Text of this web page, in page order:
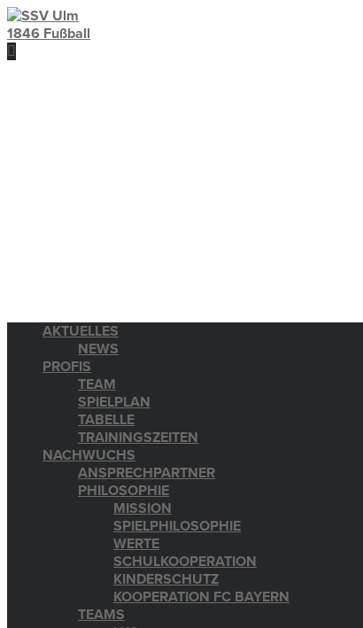
AKTUELLES
NEWS
PROFIS
TEAM
SPIELPLAN
TABELLE
TRAININGSZEITEN
NACHWUCHS
ANSPRECHPARTNER
PHILOSOPHIE
MISSION
SPIELPHILOSOPHIE
WERTE
SCHULKOOPERATION
KINDERSCHUTZ
KOOPERATION FC BAYERN
TEAMS